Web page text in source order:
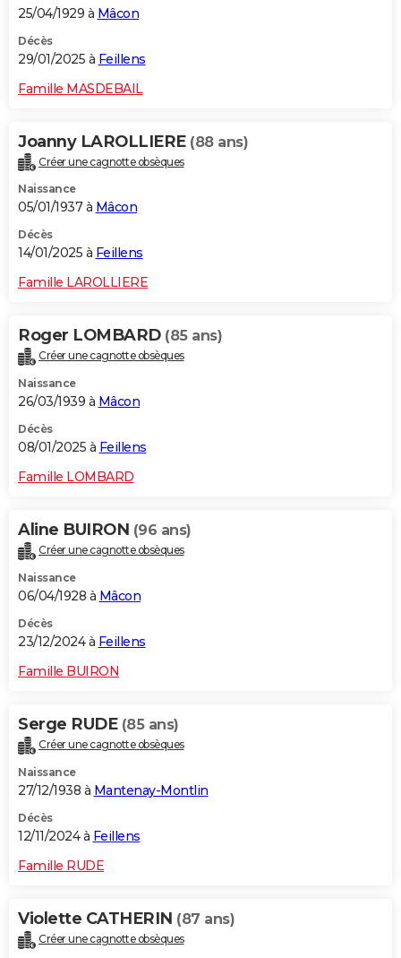
25/04/1929 à Mâcon
Décès
29/01/2025 à Feillens
Famille MASDEBAIL
Joanny LAROLLIERE (88 ans)
Créer une cagnotte obsèques
Naissance
05/01/1937 à Mâcon
Décès
14/01/2025 à Feillens
Famille LAROLLIERE
Roger LOMBARD (85 ans)
Créer une cagnotte obsèques
Naissance
26/03/1939 à Mâcon
Décès
08/01/2025 à Feillens
Famille LOMBARD
Aline BUIRON (96 ans)
Créer une cagnotte obsèques
Naissance
06/04/1928 à Mâcon
Décès
23/12/2024 à Feillens
Famille BUIRON
Serge RUDE (85 ans)
Créer une cagnotte obsèques
Naissance
27/12/1938 à Mantenay-Montlin
Décès
12/11/2024 à Feillens
Famille RUDE
Violette CATHERIN (87 ans)
Créer une cagnotte obsèques